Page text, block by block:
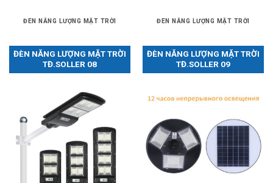
ĐÈN NĂNG LƯỢNG MẶT TRỜI
ĐÈN NĂNG LƯỢNG MẶT TRỜI
TĐ.SOLLER 08
ĐÈN NĂNG LƯỢNG MẶT TRỜI
ĐÈN NĂNG LƯỢNG MẶT TRỜI
TĐ.SOLLER 09